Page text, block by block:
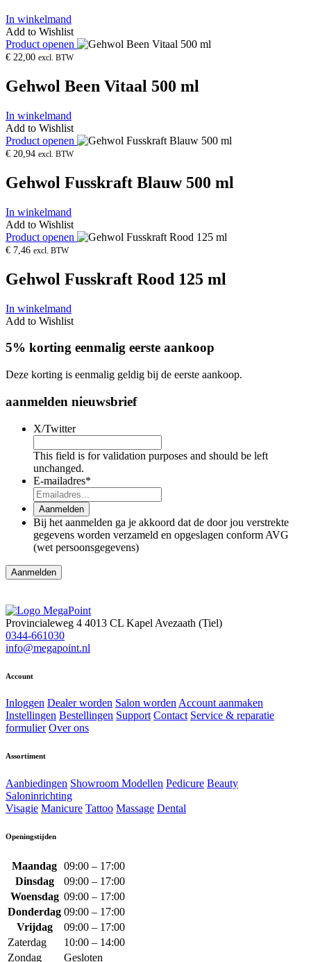
In winkelmand
Add to Wishlist
Product openen
€ 22,00 excl. BTW
Gehwol Been Vitaal 500 ml
In winkelmand
Add to Wishlist
Product openen
€ 20,94 excl. BTW
Gehwol Fusskraft Blauw 500 ml
In winkelmand
Add to Wishlist
Product openen
€ 7,46 excl. BTW
Gehwol Fusskraft Rood 125 ml
In winkelmand
Add to Wishlist
5% korting eenmalig eerste aankoop
Deze korting is eenmalig geldig bij de eerste aankoop.
aanmelden nieuwsbrief
X/Twitter
This field is for validation purposes and should be left
unchanged.
E-mailadres*
Aanmelden
Bij het aanmelden ga je akkoord dat de door jou verstrekte
gegevens worden verzameld en opgeslagen conform AVG
(wet persoonsgegevens)
Aanmelden
Provincialeweg 4 4013 CL Kapel Avezaath (Tiel)
0344-661030
info@megapoint.nl
Account
Inloggen Dealer worden Salon wordenAccount aanmaken
Instellingen Bestellingen Support Contact Service & reparatie
formulier Over ons
Assortiment
Aanbiedingen Showroom Modellen Pedicure Beauty
Saloninrichting
Visagie Manicure Tattoo Massage Dental
Openingstijden
Maandag 09:00 – 17:00
Dinsdag
09:00 – 17:00
Woensdag 09:00 – 17:00
Donderdag 09:00 – 17:00
Vrijdag
09:00 – 17:00
Zaterdag
10:00 – 14:00
Zondag
Gesloten